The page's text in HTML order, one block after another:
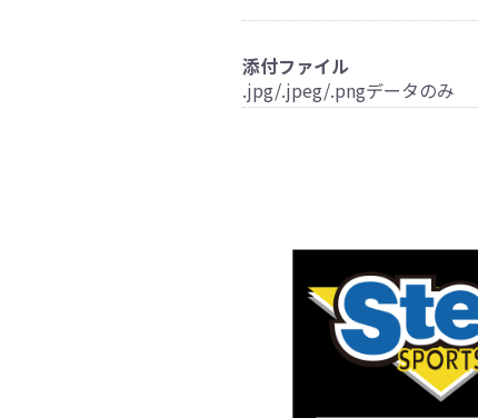
添付ファイル
.jpg/.jpeg/.pngデータのみ